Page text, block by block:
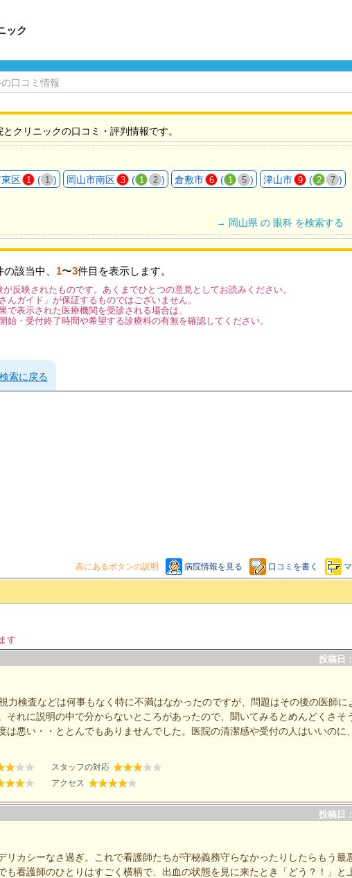
ック
の口コミ情報
クリニックの口コミ・評判情報です。
区 1 ( 1 ) 岡山市南区 3 ( 1 2 ) 倉敷市 6 ( 1 5 ) 津山市 9 ( 2 7 )
→ 岡山県 の 眼科 を検索する
の該当中、 1〜3件目を表示します。
反映されたものです。あくまでひとつの意見としてお読みください。
んガイド」が保証するものではございません。
で表示された医療機関を受診される場合は、
始・受付終了時間や希望する診療科の有無を確認してください。
索に戻る
表にあるボタンの説明 病院情報を見る 口コミを書く
す
投稿日
力検査などは何事もなく特に不満はなかったのですが、問題はその後の医師に
それに説明の中で分からないところがあったので、聞いてみるとめんどくさそ
は悪い・・ととんでもありませんでした。医院の清潔感や受付の人はいいのに
スタッフの対応
アクセス
投稿日
リカシーなさ過ぎ。これで看護師たちが守秘義務守らなかったりしたらもう最
も看護師のひとりはすごく横柄で、出血の状態を見に来たとき「どう？！」と